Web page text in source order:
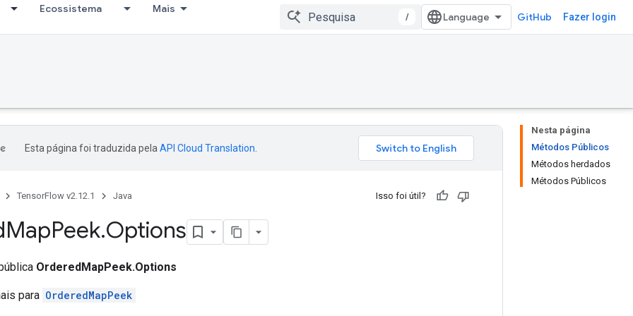
Ecossistema Mais
/ GitHub Fazer login
Nesta página
Métodos Públicos
Métodos herdados
Métodos Públicos
Esta página foi traduzida pela API Cloud Translation
TensorFlow v2.12.1 Java Isso foi útil?
MapPeek.Options
OrderedMapPeek.Options
para OrderedMapPeek